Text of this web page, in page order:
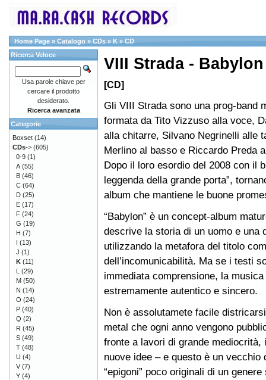
Home Page » Catalogo » CDs » K » CD
VIII Strada - Babylon
[CD]
Gli VIII Strada sono una prog-band
formata da Tito Vizzuso alla voce,
alla chitarre, Silvano Negrinelli alle
Merlino al basso e Riccardo Preda
Dopo il loro esordio del 2008 con il
leggenda della grande porta”,
album che mantiene le buone
“Babylon” è un concept-album
descrive la storia di un uomo e una
utilizzando la metafora del titolo
dell’incomunicabilità. Ma se i testi
immediata comprensione, la
estremamente autentico e sincero.
Non è assolutamete facile
metal che ogni anno vengono
fronte a lavori di grande
nuove idee – e questo è un
“epigoni” poco originali di un
Ricerca Veloce
Usa parole chiave per
cercare il prodotto
desiderato.
Ricerca avanzata
Categorie
Boxset (14)
CDs-> (605)
0-9 (1)
A (55)
B (46)
C (64)
D (25)
E (17)
F (24)
G (19)
H (7)
I (13)
J (1)
K (11)
L (29)
M (50)
N (14)
O (24)
P (40)
Q (2)
R (45)
S (49)
T (48)
U (4)
V (7)
Y (4)